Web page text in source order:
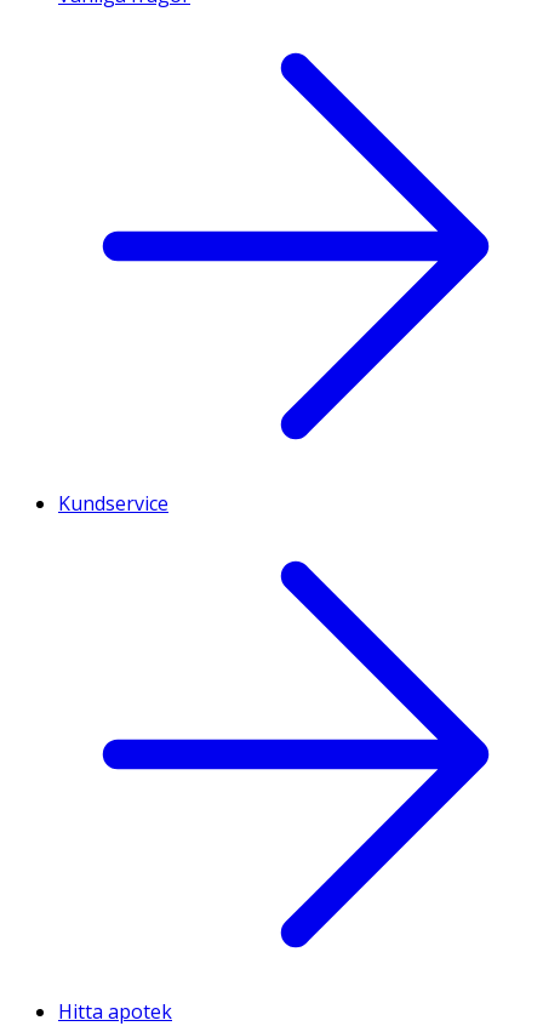
Kundservice
Hitta apotek